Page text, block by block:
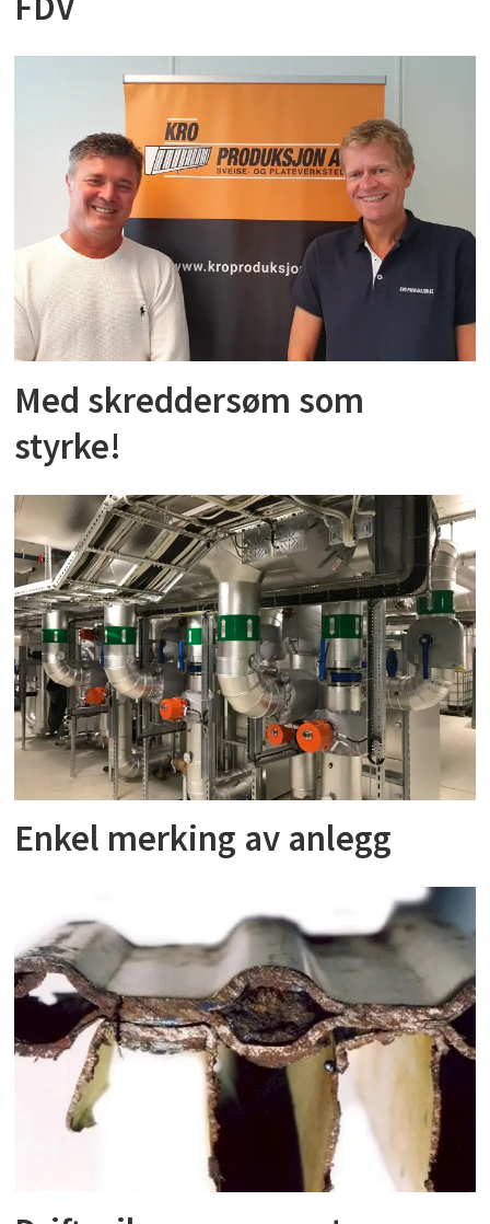
Med skreddersøm som
styrke!
Enkel merking av anlegg